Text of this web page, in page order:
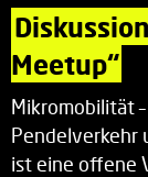
Meetup“
Mikromobilität
Pendelverkehr
ist eine offene